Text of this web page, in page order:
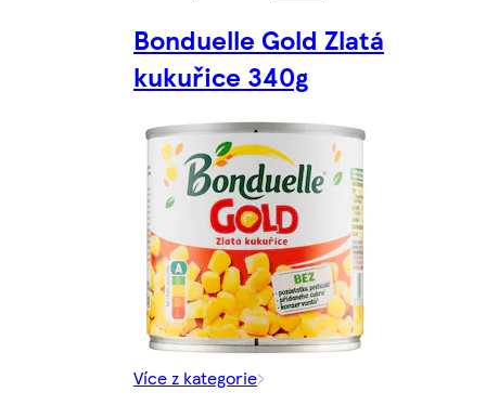
Bonduelle Gold Zlatá
kukuřice 340g
Více z kategorie